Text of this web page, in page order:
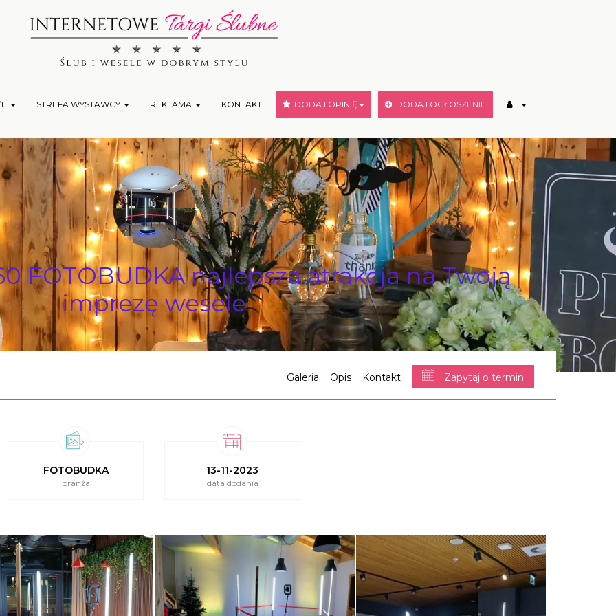
STREFA WYSTAWCY REKLAMA KONTAKT DODAJ OPINIĘ DODAJ OGŁOSZENIE
FOTOBUDKA najlepsza atrakcja na Twoją
imprezę wesele
Galeria Opis Kontakt Zapytaj o termin
FOTOBUDKA
branża
13-11-2023
data dodania